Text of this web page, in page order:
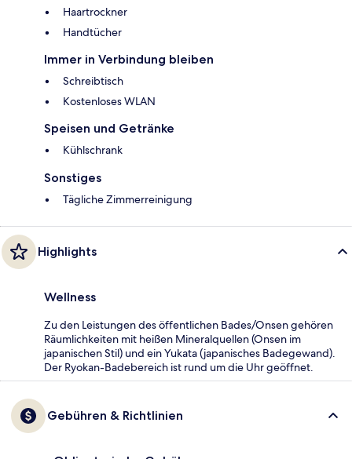
Haartrockner
Handtücher
Immer in Verbindung bleiben
Schreibtisch
Kostenloses WLAN
Speisen und Getränke
Kühlschrank
Sonstiges
Tägliche Zimmerreinigung
Highlights
Wellness
Zu den Leistungen des öffentlichen Bades/Onsen gehören
Räumlichkeiten mit heißen Mineralquellen (Onsen im
japanischen Stil) und ein Yukata (japanisches Badegewand).
Der Ryokan-Badebereich ist rund um die Uhr geöffnet.
Gebühren & Richtlinien